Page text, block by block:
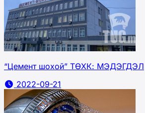
“Цемент шохой” ТӨХК: МЭДЭГДЭЛ
2022-09-21